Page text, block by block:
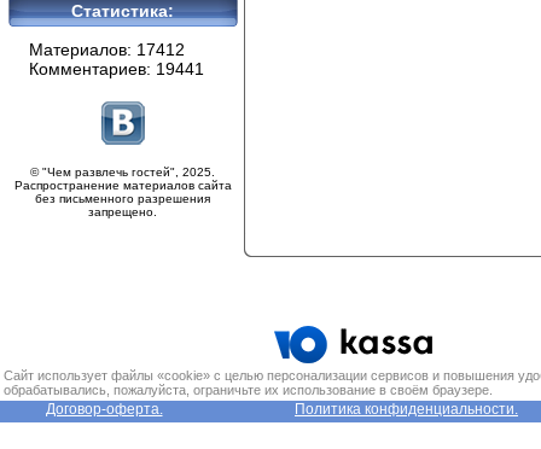
Статистика:
Материалов: 17412
Комментариев: 19441
© "Чем развлечь гостей", 2025.
Распространение материалов сайта
без письменного разрешения
запрещено.
Сайт использует файлы «cookie» с целью персонализации сервисов и повышения
обрабатывались, пожалуйста, ограничьте их использование в своём браузере.
Договор-оферта. Политика конфиденциальности.